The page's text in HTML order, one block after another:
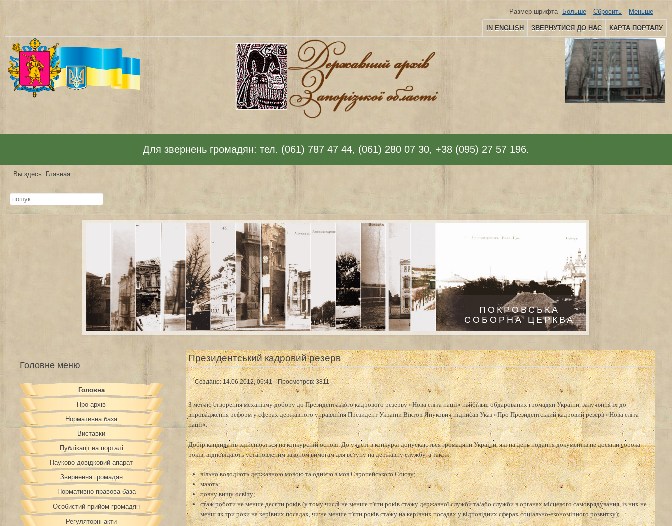
IN ENGLISH ЗВЕРНУТИСЯ ДО НАС КАРТА ПОРТАЛУ
Размер шрифта Больше Сбросить Меньше
Для звернень громадян: тел. (061) 787 47 44, (061) 280 07 30, +38 (095) 27 57 196.
Вы здесь: Главная
Искать...
ПОКРОВСЬКА
СОБОРНА ЦЕРКВА
Головне меню
Головна
Про архів
Нормативна база
Виставки
Публікації на порталі
Науково-довідковий апарат
Звернення громадян
Нормативно-правова база
Особистий прийом громадян
Регуляторні акти
Президентський кадровий резерв
Создано: 14.06.2012, 06:41 Просмотров: 3811
З метою створення механізму добору до Президентського кадрового резерву «Нова еліта нації» найбільш обдарованих громадян України, залучення їх до
впровадження реформ у сферах державного управління Президент України Віктор Янукович підписав Указ «Про Президентський кадровий резерв «Нова еліта
нації».
Добір кандидатів здійснюється на конкурсній основі. До участі в конкурсі допускаються громадяни України, які на день подання документів не досягли сорока
років, відповідають установленим законом вимогам для вступу на державну службу, а також:
вільно володіють державною мовою та однією з мов Європейського Союзу;
мають:
повну вищу освіту;
стаж роботи не менше десяти років (у тому числі не менше п'яти років стажу державної служби та/або служби в органах місцевого самоврядування, із них не
менш як три роки на керівних посадах, чи не менше п'яти років стажу на керівних посадах у відповідних сферах соціально-економічного розвитку);